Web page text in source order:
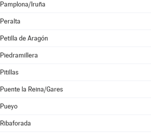
Pamplona/Iruña
Peralta
Petilla de Aragón
Piedramillera
Pitillas
Puente la Reina/Gares
Pueyo
Ribaforada